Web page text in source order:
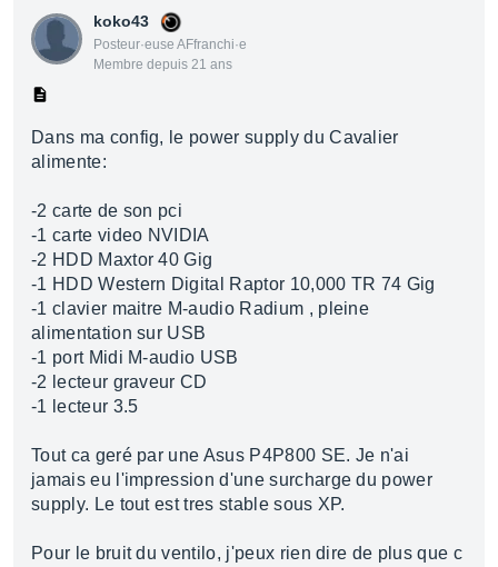
koko43
Posteur·euse AFfranchi·e
Membre depuis 21 ans
Dans ma config, le power supply du Cavalier
alimente:
-2 carte de son pci
-1 carte video NVIDIA
-2 HDD Maxtor 40 Gig
-1 HDD Western Digital Raptor 10,000 TR 74 Gig
-1 clavier maitre M-audio Radium , pleine
alimentation sur USB
-1 port Midi M-audio USB
-2 lecteur graveur CD
-1 lecteur 3.5
Tout ca geré par une Asus P4P800 SE. Je n'ai
jamais eu l'impression d'une surcharge du power
supply. Le tout est tres stable sous XP.
Pour le bruit du ventilo, j'peux rien dire de plus que c